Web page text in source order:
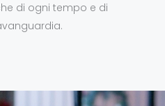
di ogni tempo e di